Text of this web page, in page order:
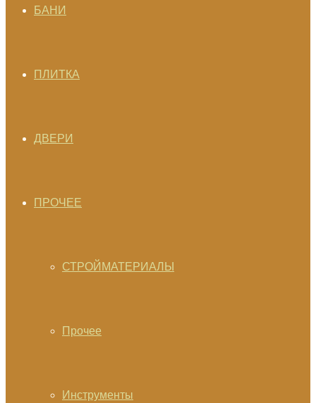
БАНИ
ПЛИТКА
ДВЕРИ
ПРОЧЕЕ
СТРОЙМАТЕРИАЛЫ
Прочее
Инструменты